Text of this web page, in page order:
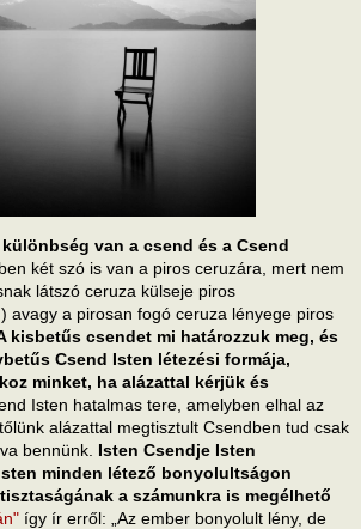
van a csend és a Csend
két szó is van a piros ceruzára, mert nem
látszó ceruza külseje piros
avagy a pirosan fogó ceruza lényege piros
kisbetűs csendet mi határozzuk meg, és
Csend Isten létezési formája,
minket, ha alázattal kérjük és
Isten hatalmas tere, amelyben elhal az
alázattal megtisztult Csendben tud csak
bennünk. Isten Csendje Isten
minden létező bonyolultságon
a számunkra is megélhető
így ír erről: „Az ember bonyolult lény, de